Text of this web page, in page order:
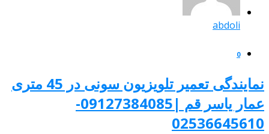
abdoli
0
نمایندگی تعمیر تلویزیون سونی در 45 متری
عمار یاسر قم |09127384085-